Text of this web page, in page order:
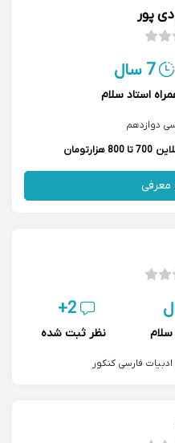
پور
7 سال
استاد سلام
دوازدهم
700 تا 800 هزارتومان
معرفی
سلام
2+
نظر ثبت شده
ادبیات فارسی کنکور